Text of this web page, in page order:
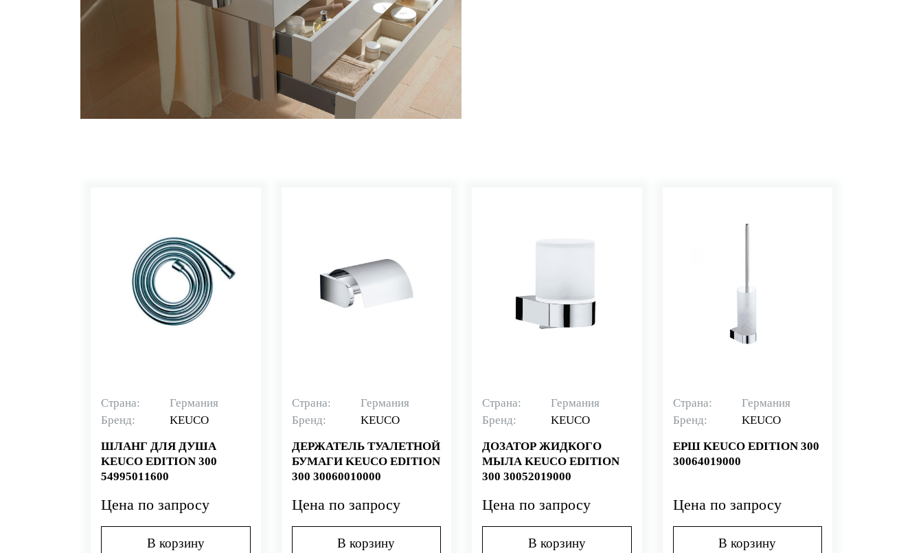
Страна:
Германия
Бренд:
KEUCO
ШЛАНГ ДЛЯ ДУША
KEUCO EDITION 300
54995011600
Цена по запросу
В корзину
Страна:
Германия
Бренд:
KEUCO
ДЕРЖАТЕЛЬ ТУАЛЕТНОЙ
БУМАГИ KEUCO EDITION
300 30060010000
Цена по запросу
В корзину
Страна:
Германия
Бренд:
KEUCO
ДОЗАТОР ЖИДКОГО
МЫЛА KEUCO EDITION
300 30052019000
Цена по запросу
В корзину
Страна:
Германия
Бренд:
KEUCO
ЕРШ KEUCO EDITION 300
30064019000
Цена по запросу
В корзину